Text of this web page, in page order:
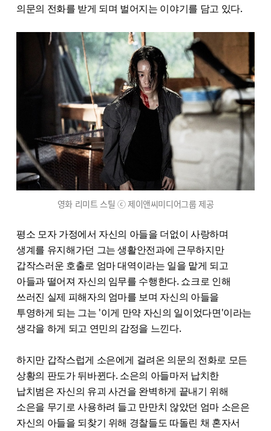
의문의 전화를 받게 되며 벌어지는 이야기를 담고 있다.
영화 리미트 스틸 ⓒ 제이앤씨미디어그룹 제공
평소 모자 가정에서 자신의 아들을 더없이 사랑하며
생계를 유지해가던 그는 생활안전과에 근무하지만
갑작스러운 호출로 엄마 대역이라는 일을 맡게 되고
아들과 떨어져 자신의 임무를 수행한다. 쇼크로 인해
쓰러진 실제 피해자의 엄마를 보며 자신의 아들을
투영하게 되는 그는 '이게 만약 자신의 일이었다면'이라는
생각을 하게 되고 연민의 감정을 느낀다.
하지만 갑작스럽게 소은에게 걸려온 의문의 전화로 모든
상황의 판도가 뒤바뀐다. 소은의 아들마저 납치한
납치범은 자신의 유괴 사건을 완벽하게 끝내기 위해
소은을 무기로 사용하려 들고 만만치 않았던 엄마 소은은
자신의 아들을 되찾기 위해 경찰들도 따돌린 채 혼자서